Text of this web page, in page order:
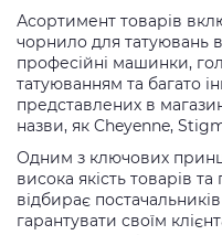
Асортимент товарів
чорнило для татуювань
професійні машинки,
татуюванням та багато
представлених в
назви, як Cheyenne,
Одним з ключових
висока якість товарів
відбирає
гарантувати своїм